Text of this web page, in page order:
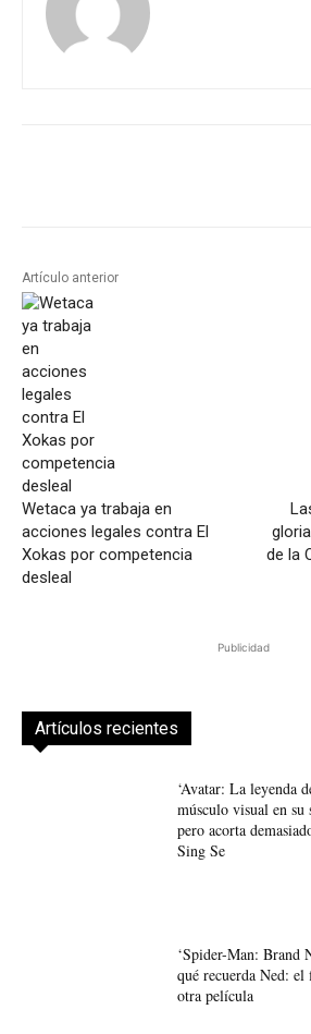
Artículo anterior
Wetaca ya trabaja en
acciones legales contra El
Xokas por competencia
desleal
de la
Publicidad
Artículos recientes
‘Avatar: La leyenda
músculo visual en su
pero acorta
Sing Se
‘Spider-Man: Brand
qué recuerda Ned:
otra película